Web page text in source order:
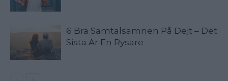
6 Bra Samtalsämnen På Dejt – Det
Sista Är En Rysare